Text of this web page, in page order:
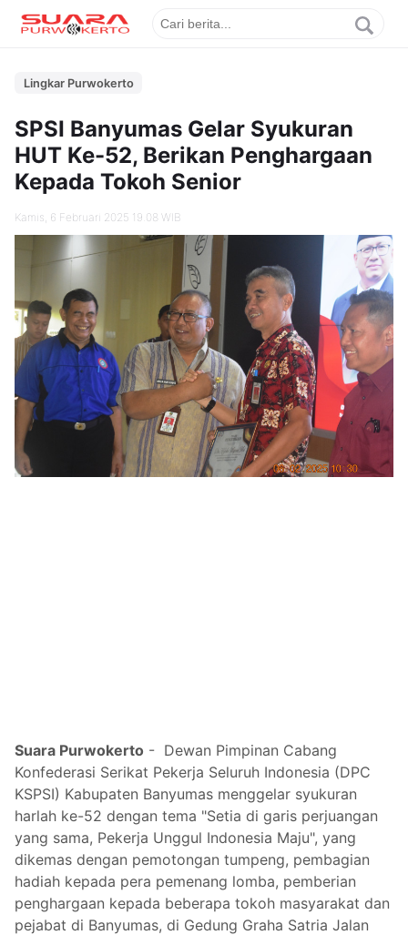
Lingkar Purwokerto
SPSI Banyumas Gelar Syukuran
HUT Ke-52, Berikan Penghargaan
Kepada Tokoh Senior
Kamis, 6 Februari 2025 19.08 WIB
Suara Purwokerto - Dewan Pimpinan Cabang
Konfederasi Serikat Pekerja Seluruh Indonesia (DPC
KSPSI) Kabupaten Banyumas menggelar syukuran
harlah ke-52 dengan tema "Setia di garis perjuangan
yang sama, Pekerja Unggul Indonesia Maju", yang
dikemas dengan pemotongan tumpeng, pembagian
hadiah kepada pera pemenang lomba, pemberian
penghargaan kepada beberapa tokoh masyarakat dan
pejabat di Banyumas, di Gedung Graha Satria Jalan